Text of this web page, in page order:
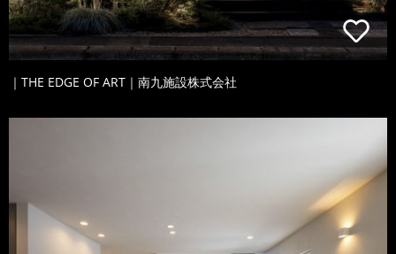
｜THE EDGE OF ART｜南九施設株式会社